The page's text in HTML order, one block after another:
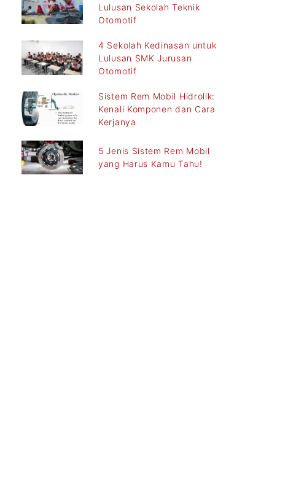
Lulusan Sekolah Teknik
Otomotif
4 Sekolah Kedinasan untuk
Lulusan SMK Jurusan
Otomotif
Sistem Rem Mobil Hidrolik:
Kenali Komponen dan Cara
Kerjanya
5 Jenis Sistem Rem Mobil
yang Harus Kamu Tahu!